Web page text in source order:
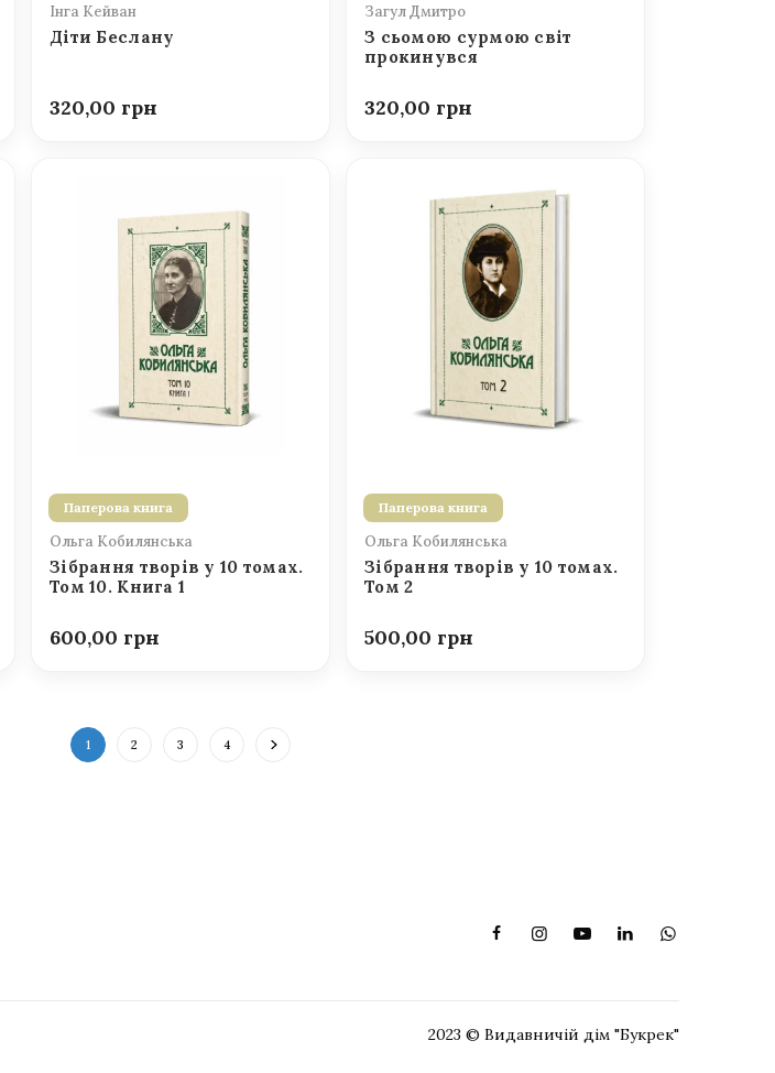
Інга Кейван
Діти Беслану
320,00
Загул Дмитро
З сьомою сурмою світ
прокинувся
320,00
Паперова книга
Ольга Кобилянська
Зібрання творів у 10 томах.
Том 10. Книга 1
600,00
Паперова книга
Ольга Кобилянська
Зібрання творів у 10 томах.
Том 2
500,00
1 2 3 4
2023 © Видавничій дім "Букрек"